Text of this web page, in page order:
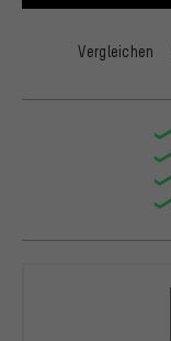
Vergleichen